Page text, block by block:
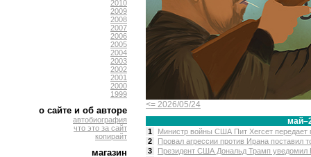
2010
2009
2008
2007
2006
2005
2004
2003
2002
2001
2000
1999
о сайте и об авторе
автобиография
что это за сайт
копирайт
магазин
<= 2026/05/24
1
Министр войны США Пит Хегсет передает
2
Провал агрессии против Ирана поставил
3
Президент США Дональд Трамп уведомил